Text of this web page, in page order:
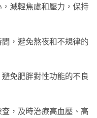
減輕焦慮和壓力，保持
，避免熬夜和不規律的
免肥胖對性功能的不良
，及時治療高血壓、高